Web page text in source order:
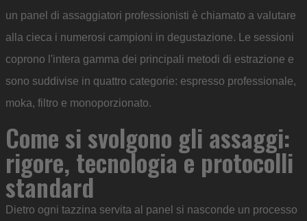
un panel di assaggiatori professionisti è chiamato a valutare
alla cieca i numerosi campioni in degustazione. Le sessioni
coprono l'intera gamma dei principali metodi di estrazione e
sono suddivise in quattro categorie: espresso professionale,
moka, filtro e monoporzionato.
Come si svolgono gli assaggi:
rigore, tecnologia e protocolli
standard
Dietro ogni tazzina servita al panel si nasconde un processo